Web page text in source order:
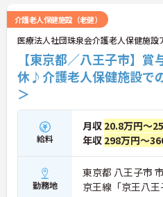
介護老人保健施設（老健）
医療法人社団珠泉会介護老人保健施設
【東京都／八王子市】
休♪介護老人保健施設で
＞
給料
月収 20.8万円～
年収 298万円～
勤務地
東京都 八王子市
京王線「京王八